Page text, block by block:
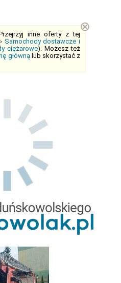
inne oferty z tej
Samochody dostawcze i
ciężarowe). Możesz też
głównąlub skorzystać z
⊗